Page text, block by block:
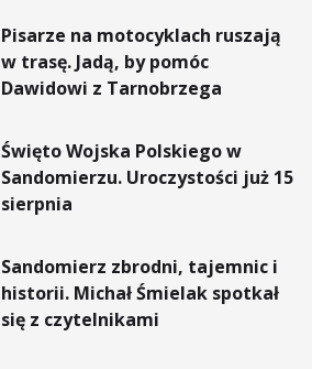
Pisarze na motocyklach ruszają
w trasę. Jadą, by pomóc
Dawidowi z Tarnobrzega
Święto Wojska Polskiego w
Sandomierzu. Uroczystości już 15
sierpnia
Sandomierz zbrodni, tajemnic i
historii. Michał Śmielak spotkał
się z czytelnikami